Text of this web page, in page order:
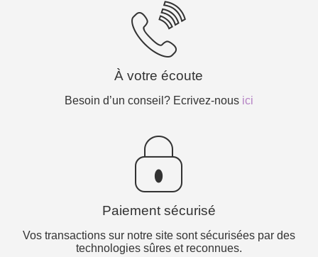
À votre écoute
Besoin d’un conseil? Ecrivez-nous ici
Paiement sécurisé
Vos transactions sur notre site sont sécurisées par des
technologies sûres et reconnues.